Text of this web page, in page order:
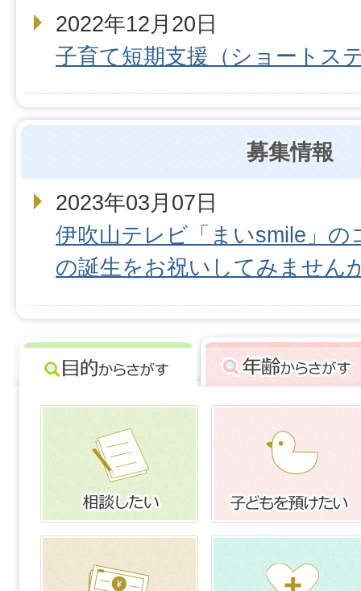
2022年12月20日
子育て短期支援（ショートス
募集情報
2023年03月07日
伊吹山テレビ「まいsmile」の
の誕生をお祝いしてみません